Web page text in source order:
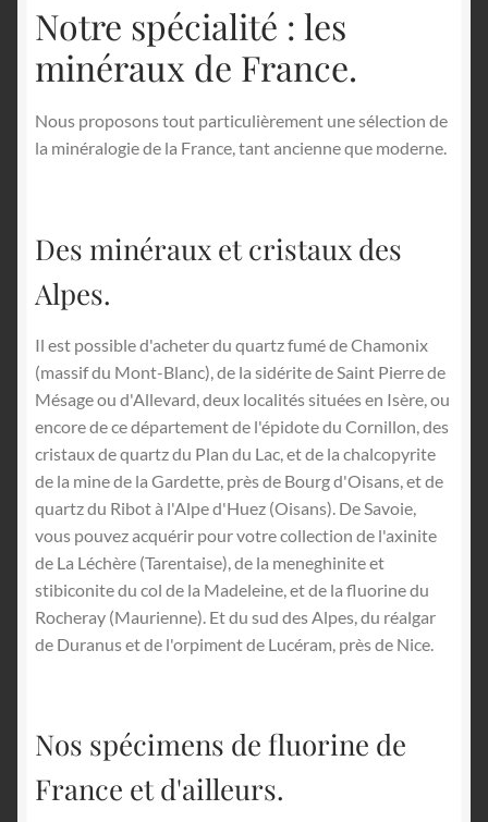
Notre spécialité : les
minéraux de France.
Nous proposons tout particulièrement une sélection de
la minéralogie de la France, tant ancienne que moderne.
Des minéraux et cristaux des
Alpes.
Il est possible d'acheter du quartz fumé de Chamonix
(massif du Mont-Blanc), de la sidérite de Saint Pierre de
Mésage ou d'Allevard, deux localités situées en Isère, ou
encore de ce département de l'épidote du Cornillon, des
cristaux de quartz du Plan du Lac, et de la chalcopyrite
de la mine de la Gardette, près de Bourg d'Oisans, et de
quartz du Ribot à l'Alpe d'Huez (Oisans). De Savoie,
vous pouvez acquérir pour votre collection de l'axinite
de La Léchère (Tarentaise), de la meneghinite et
stibiconite du col de la Madeleine, et de la fluorine du
Rocheray (Maurienne). Et du sud des Alpes, du réalgar
de Duranus et de l'orpiment de Lucéram, près de Nice.
Nos spécimens de fluorine de
France et d'ailleurs.